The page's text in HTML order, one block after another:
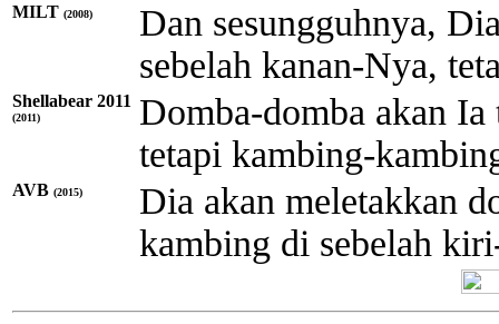
MILT (2008)
Dan sesungguhnya,
sebelah kanan-Nya,
Shellabear 2011
(2011)
Domba-domba akan
tetapi kambing-
AVB (2015)
Dia akan meletakkan
kambing di sebelah